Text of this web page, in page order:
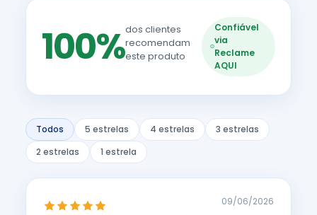
100%dos clientes
recomendam
este produto
Confiável
via
Reclame
AQUI
Todos 5 estrelas 4 estrelas
3 estrelas
2 estrelas
1 estrela
09/06/2026